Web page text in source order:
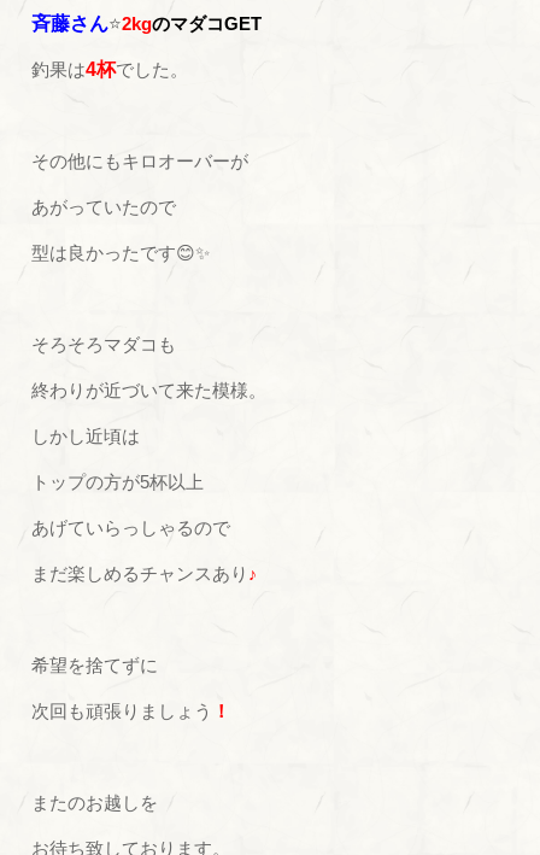
斉藤さん⭐2kgのマダコGET
釣果は4杯でした。
その他にもキロオーバーが
あがっていたので
型は良かったです😊✨
そろそろマダコも
終わりが近づいて来た模様。
しかし近頃は
トップの方が5杯以上
あげていらっしゃるので
まだ楽しめるチャンスあり ♪
希望を捨てずに
次回も頑張りましょう ！
またのお越しを
お待ち致しております。